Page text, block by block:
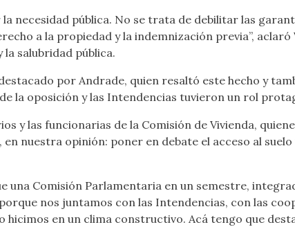
necesidad pública. No se trata de debilitar las
a la propiedad y la indemnización previa”, aclaró
salubridad pública.
por Andrade, quien resaltó este hecho y
la oposición y las Intendencias tuvieron un rol
y las funcionarias de la Comisión de Vivienda,
nuestra opinión: poner en debate el acceso al suelo
una Comisión Parlamentaria en un semestre,
nos juntamos con las Intendencias, con las
hicimos en un clima constructivo. Acá tengo que